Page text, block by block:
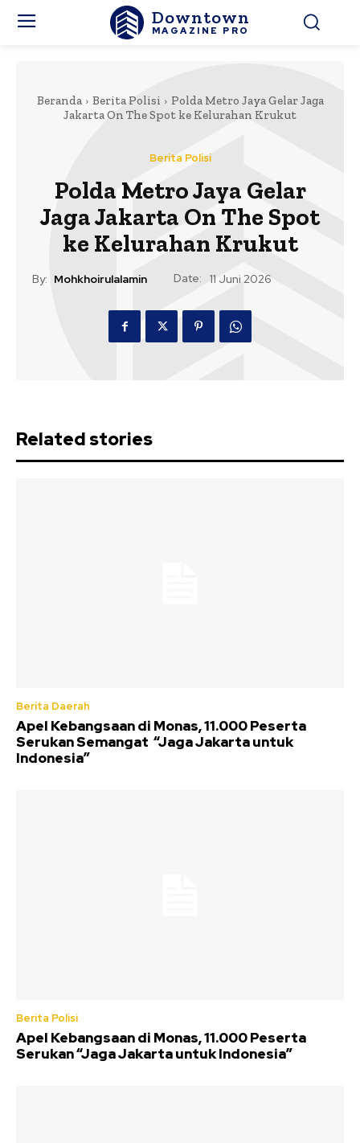
Downtown
MAGAZINE PRO
Beranda Berita Polisi
Polda Metro Jaya Gelar Jaga
Jakarta On The Spot ke Kelurahan Krukut
Berita Polisi
Polda Metro Jaya Gelar
Jaga Jakarta On The Spot
ke Kelurahan Krukut
By: Mohkhoirulalamin Date: 11 Juni 2026
Related stories
Berita Daerah
Apel Kebangsaan di Monas, 11.000 Peserta
Serukan Semangat “Jaga Jakarta untuk
Indonesia”
Berita Polisi
Apel Kebangsaan di Monas, 11.000 Peserta
Serukan “Jaga Jakarta untuk Indonesia”